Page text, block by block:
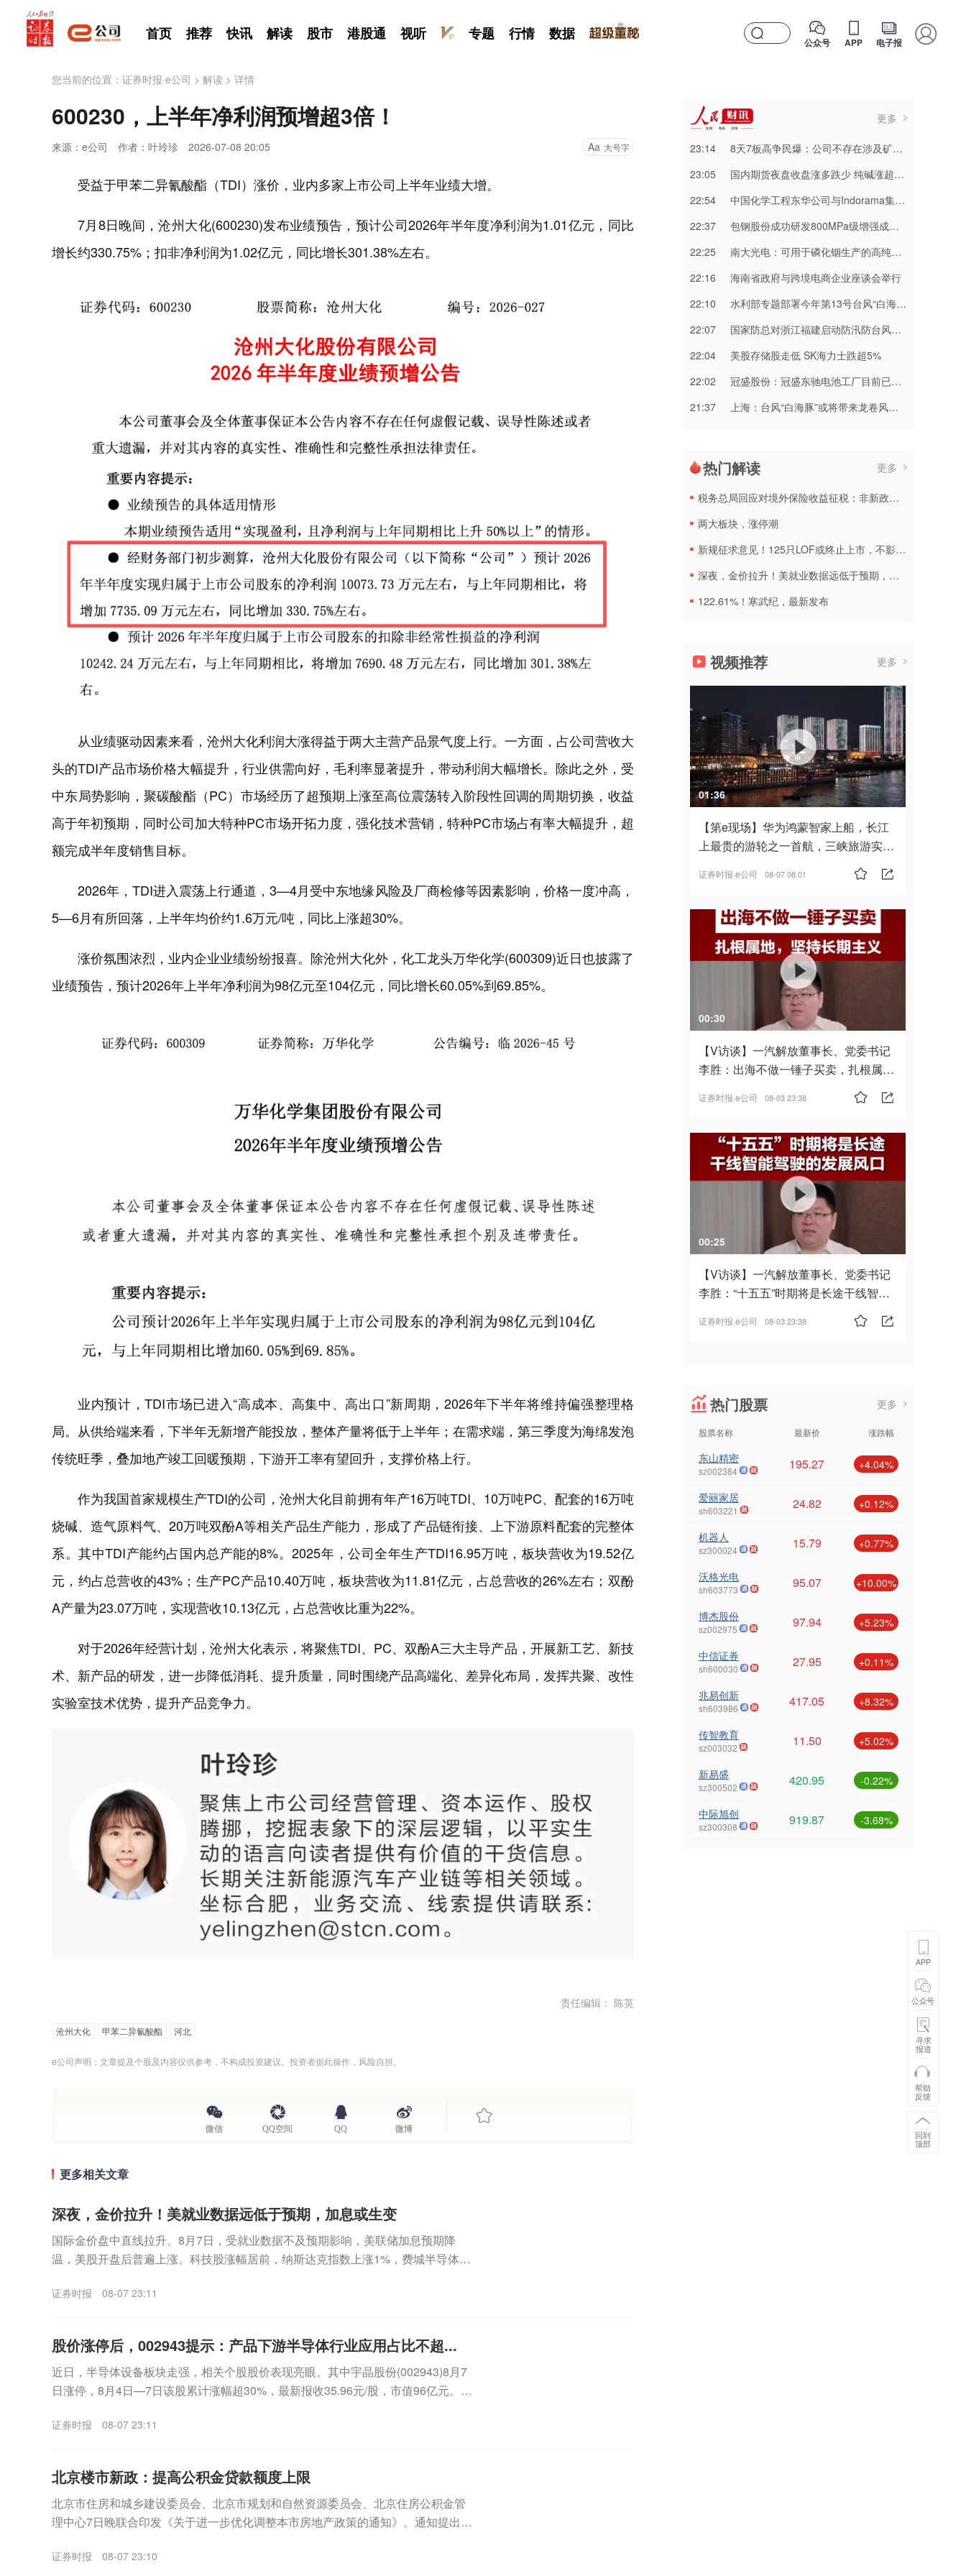
首页 推荐 快讯 解读 股市 港股通 视听 专题 行情 数据 公众号 APP 电子报
您当前的位置： 证券时报·e公司 > 解读 > 详情
600230，上半年净利润预增超3倍！
来源：e公司 作者：叶玲珍 2026-07-08 20:05 Aa 大号字
受益于甲苯二异氰酸酯（TDI）涨价，业内多家上市公司上半年业绩大增。
7月8日晚间，沧州大化(600230)发布业绩预告，预计公司2026年半年度净利润为1.01亿元，同比
增长约330.75%；扣非净利润为1.02亿元，同比增长301.38%左右。
从业绩驱动因素来看，沧州大化利润大涨得益于两大主营产品景气度上行。一方面，占公司营收大
头的TDI产品市场价格大幅提升，行业供需向好，毛利率显著提升，带动利润大幅增长。除此之外，受
中东局势影响，聚碳酸酯（PC）市场经历了超预期上涨至高位震荡转入阶段性回调的周期切换，收益
高于年初预期，同时公司加大特种PC市场开拓力度，强化技术营销，特种PC市场占有率大幅提升，超
额完成半年度销售目标。
2026年，TDI进入震荡上行通道，3—4月受中东地缘风险及厂商检修等因素影响，价格一度冲高，
5—6月有所回落，上半年均价约1.6万元/吨，同比上涨超30%。
涨价氛围浓烈，业内企业业绩纷纷报喜。除沧州大化外，化工龙头万华化学(600309)近日也披露了
业绩预告，预计2026年上半年净利润为98亿元至104亿元，同比增长60.05%到69.85%。
业内预计，TDI市场已进入“高成本、高集中、高出口”新周期，2026年下半年将维持偏强整理格
局。从供给端来看，下半年无新增产能投放，整体产量将低于上半年；在需求端，第三季度为海绵发泡
传统旺季，叠加地产竣工回暖预期，下游开工率有望回升，支撑价格上行。
作为我国首家规模生产TDI的公司，沧州大化目前拥有年产16万吨TDI、10万吨PC、配套的16万吨
烧碱、造气原料气、20万吨双酚A等相关产品生产能力，形成了产品链衔接、上下游原料配套的完整体
系。其中TDI产能约占国内总产能的8%。2025年，公司全年生产TDI16.95万吨，板块营收为19.52亿
元，约占总营收的43%；生产PC产品10.40万吨，板块营收为11.81亿元，占总营收的26%左右；双酚
A产量为23.07万吨，实现营收10.13亿元，占总营收比重为22%。
对于2026年经营计划，沧州大化表示，将聚焦TDI、PC、双酚A三大主导产品，开展新工艺、新技
术、新产品的研发，进一步降低消耗、提升质量，同时围绕产品高端化、差异化布局，发挥共聚、改性
实验室技术优势，提升产品竞争力。
责任编辑： 陈英
沧州大化 甲苯二异氰酸酯 河北
e公司声明：文章提及个股及内容仅供参考，不构成投资建议。投资者据此操作，风险自担。
微信 QQ空间 QQ 微博
更多相关文章
深夜，金价拉升！美就业数据远低于预期，加息或生变
国际金价盘中直线拉升。8月7日，受就业数据不及预期影响，美联储加息预期降
温，美股开盘后普遍上涨。科技股涨幅居前，纳斯达克指数上涨1%，费城半导体指
证券时报 08-07 23:11
股价涨停后，002943提示：产品下游半导体行业应用占比不超...
近日，半导体设备板块走强，相关个股股价表现亮眼。其中宇晶股份(002943)8月7
日涨停，8月4日—7日该股累计涨幅超30%，最新报收35.96元/股，市值96亿元。8
证券时报 08-07 23:11
北京楼市新政：提高公积金贷款额度上限
北京市住房和城乡建设委员会、北京市规划和自然资源委员会、北京住房公积金管
理中心7日晚联合印发《关于进一步优化调整本市房地产政策的通知》。通知提出，
证券时报 08-07 23:10
更多
23:14
8天7板高争民爆：公司不存在涉及矿山资产注入和重大资产重组的具体计划
23:05
国内期货夜盘收盘涨多跌少 纯碱涨超3%
22:54
中国化学工程东华公司与Indorama集团正式签署安阳清洁制气示范项目EPC合同
22:37
包钢股份成功研发800MPa级增强成形性稀土热轧汽车钢
22:25
南大光电：可用于磷化铟生产的高纯三甲基铟产能目前约为2吨/年
22:16
海南省政府与跨境电商企业座谈会举行
22:10
水利部专题部署今年第13号台风“白海豚” 暴雨洪水防御工作
22:07
国家防总对浙江福建启动防汛防台风三级应急响应
22:04
美股存储股走低 SK海力士跌超5%
22:02
冠盛股份：冠盛东驰电池工厂目前已进入全面联机调试工作
21:37
上海：台风“白海豚”或将带来龙卷风等极端影响
热门解读 更多
税务总局回应对境外保险收益征税：非新政策，无需过度解读
两大板块，涨停潮
新规征求意见！125只LOF或终止上市，不影响基金正常投资运作
深夜，金价拉升！美就业数据远低于预期，加息或生变
122.61%！寒武纪，最新发布
视频推荐 更多
01:36
【第e现场】华为鸿蒙智家上船，长江
上最贵的游轮之一首航，三峡旅游实
证券时报·e公司 08-07 08:01
00:30
【V访谈】一汽解放董事长、党委书记
李胜：出海不做一锤子买卖，扎根属
证券时报·e公司 08-03 23:38
00:25
【V访谈】一汽解放董事长、党委书记
李胜：“十五五”时期将是长途干线智能
证券时报·e公司 08-03 23:38
热门股票 更多
股票名称 最新价 涨跌幅
东山精密
sz002384 195.27 +4.04%
爱丽家居
sh603221 24.82 +0.12%
机器人
sz300024 15.79 +0.77%
沃格光电
sh603773 95.07 +10.00%
博杰股份
sz002975 97.94 +5.23%
中信证券
sh600030 27.95 +0.11%
兆易创新
sh603986 417.05 +8.32%
传智教育
sz003032 11.50 +5.02%
新易盛
sz300502 420.95 -0.22%
中际旭创
sz300308 919.87 -3.68%
APP
公众号
寻求
报道
帮助
反馈
回到
顶部